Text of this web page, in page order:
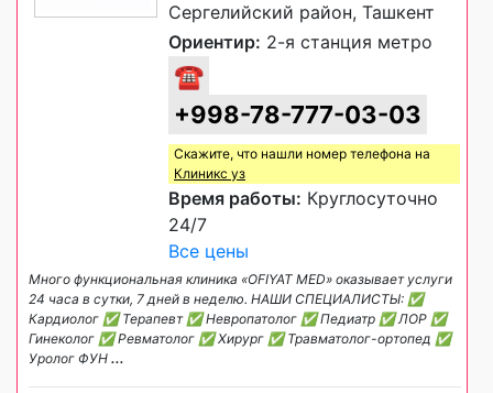
Сергелийский район, Ташкент
Ориентир: 2-я станция метро
☎
+998-78-777-03-03
Скажите, что нашли номер телефона на
Клиникс уз
Время работы: Круглосуточно
24/7
Все цены
Много функциональная клиника «OFIYAT MED» оказывает услуги
24 часа в сутки, 7 дней в неделю. НАШИ СПЕЦИАЛИСТЫ: ✅
Кардиолог ✅ Терапевт ✅ Невропатолог ✅ Педиатр ✅ ЛОР ✅
Гинеколог ✅ Ревматолог ✅ Хирург ✅ Травматолог-ортопед ✅
Уролог ФУН ...